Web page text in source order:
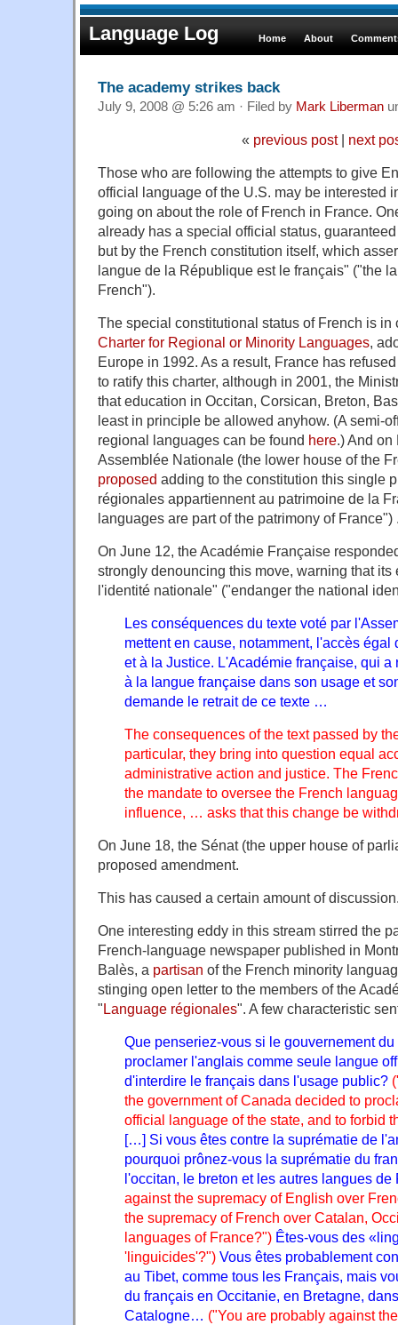
Language Log Home About
The academy strikes back
July 9, 2008 @ 5:26 am · Filed by Mark Liberman
« previous post| next
Those who are following the attempts to give
official language of the U.S. may be interested
going on about the role of French in France.
already has a special official status,
but by the French constitution itself, which
langue de la République est le français" ("the
French").
The special constitutional status of French is
Charter for Regional or Minority Languages,
Europe in 1992. As a result, France has
to ratify this charter, although in 2001, the
that education in Occitan, Corsican, Breton,
least in principle be allowed anyhow. (A semi-
regional languages can be found here.) And on
Assemblée Nationale (the lower house of the
proposed adding to the constitution this single
régionales appartiennent au patrimoine de la
languages are part of the patrimony of France")
On June 12, the Académie Française
strongly denouncing this move, warning that its
l'identité nationale" ("endanger the national
Les conséquences du texte voté par
mettent en cause, notamment, l'accès
et à la Justice. L'Académie française, qui
à la langue française dans son usage et
demande le retrait de ce texte …
The consequences of the text passed by
particular, they bring into question equal
administrative action and justice. The
the mandate to oversee the French
influence, … asks that this change be
On June 18, the Sénat (the upper house of
proposed amendment.
This has caused a certain amount of
One interesting eddy in this stream stirred the
French-language newspaper published in
Balès, a partisan of the French minority
stinging open letter to the members of the
"Language régionales". A few characteristic
Que penseriez-vous si le gouvernement
proclamer l'anglais comme seule langue
d'interdire le français dans l'usage public?
the government of Canada decided to
official language of the state, and to forbid
[…] Si vous êtes contre la suprématie de
pourquoi prônez-vous la suprématie du
l'occitan, le breton et les autres langues
against the supremacy of English over
the supremacy of French over Catalan,
languages of France?") Êtes-vous des
'linguicides'?") Vous êtes probablement
au Tibet, comme tous les Français, mais
du français en Occitanie, en Bretagne,
Catalogne… ("You are probably against